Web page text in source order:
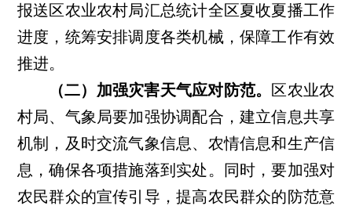
报送区农业农村局汇总统计全区夏收夏播工作
进度，统筹安排调度各类机械，保障工作有效
推进。
（二）加强灾害天气应对防范。 区农业农
村局、气象局要加强协调配合，建立信息共享
机制，及时交流气象信息、农情信息和生产信
息，确保各项措施落到实处。同时，要加强对
农民群众的宣传引导，提高农民群众的防范意